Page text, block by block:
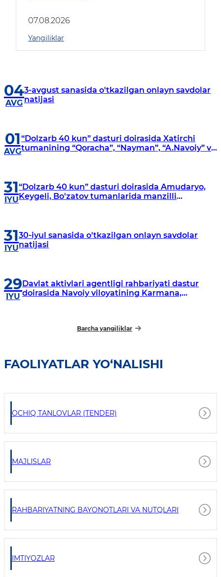
07.08.2026
Yangiliklar
04
AVG
3-avgust sanasida o'tkazilgan onlayn savdolar
natijasi
01
AVG
“Dolzarb 40 kun” dasturi doirasida Xatirchi
tumanining “Qoracha”, “Nayman”, “A.Navoiy” va
31
IYU
“Dolzarb 40 kun” dasturi doirasida Amudaryo,
Keygeli, Bo'zatov tumanlarida manzilli
31
IYU
30-iyul sanasida o'tkazilgan onlayn savdolar
natijasi
29
IYU
Davlat aktivlari agentligi rahbariyati dastur
doirasida Navoiy viloyatining Karmana,
Barcha yangiliklar
FAOLIYATLAR YO‘NALISHI
OCHIQ TANLOVLAR (TENDER)
MAJLISLAR
RAHBARIYATNING BAYONOTLARI VA NUTQLARI
IMTIYOZLAR